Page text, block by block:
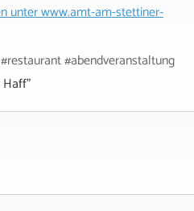
unterwww.amt-am-stettiner-
#abendveranstaltung